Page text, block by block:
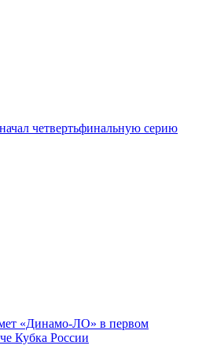
четвертьфинальную серию
«Динамо-ЛО» в первом
Кубка России